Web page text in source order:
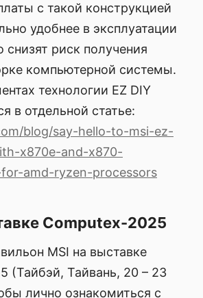
с такой конструкцией
удобнее в эксплуатации
снизят риск получения
компьютерной системы.
технологии EZ DIY
в отдельной статье:
blog/say-hello-to-msi-ez-
x870e-and-x870-
amd-ryzen-processors
Computex-2025
MSI на выставке
(Тайбэй, Тайвань, 20 – 23
лично ознакомиться с